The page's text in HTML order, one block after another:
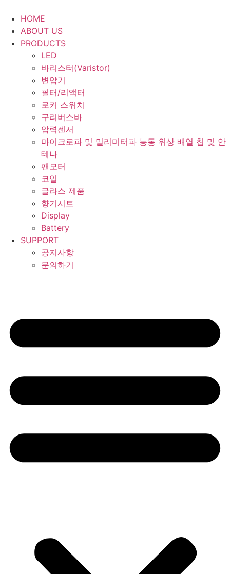
content
HOME
ABOUT US
PRODUCTS
LED
바리스터(Varistor)
변압기
필터/리액터
로커 스위치
구리버스바
압력센서
마이크로파 및 밀리미터파 능동 위상 배열 칩 및 안
테나
팬모터
코일
글라스 제품
향기시트
Display
Battery
SUPPORT
공지사항
문의하기